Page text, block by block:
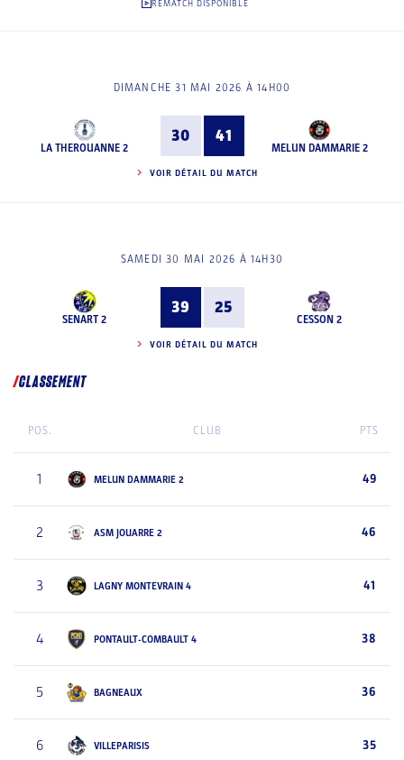
REMATCH DISPONIBLE
DIMANCHE 31 MAI 2026 À 14H00
LA THEROUANNE 2
30 41
MELUN DAMMARIE 2
VOIR DÉTAIL DU MATCH
SAMEDI 30 MAI 2026 À 14H30
SENART 2
39 25
CESSON 2
VOIR DÉTAIL DU MATCH
CLASSEMENT
POS. CLUB PTS
1 MELUN DAMMARIE 2 49
2 ASM JOUARRE 2 46
3 LAGNY MONTEVRAIN 4 41
4 PONTAULT-COMBAULT 4 38
5 BAGNEAUX 36
6 VILLEPARISIS 35